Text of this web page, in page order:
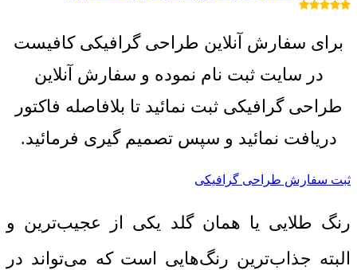
برای سفارش آنلاین طراحی گرافیکی کافیست
در سایت ثبت نام نموده و سفارش آنلاین
طراحی گرافیکی ثبت نمائید تا بلافاصله فاکتور
دریافت نمائید و سپس تصمیم گیری فرمائید.
ثبت سفارش طراحی گرافیکی
رنگ طلایی یا همان گلد یکی از عجیب‌ترین و
البته جذاب‌ترین رنگ‌هایی است که می‌تواند در